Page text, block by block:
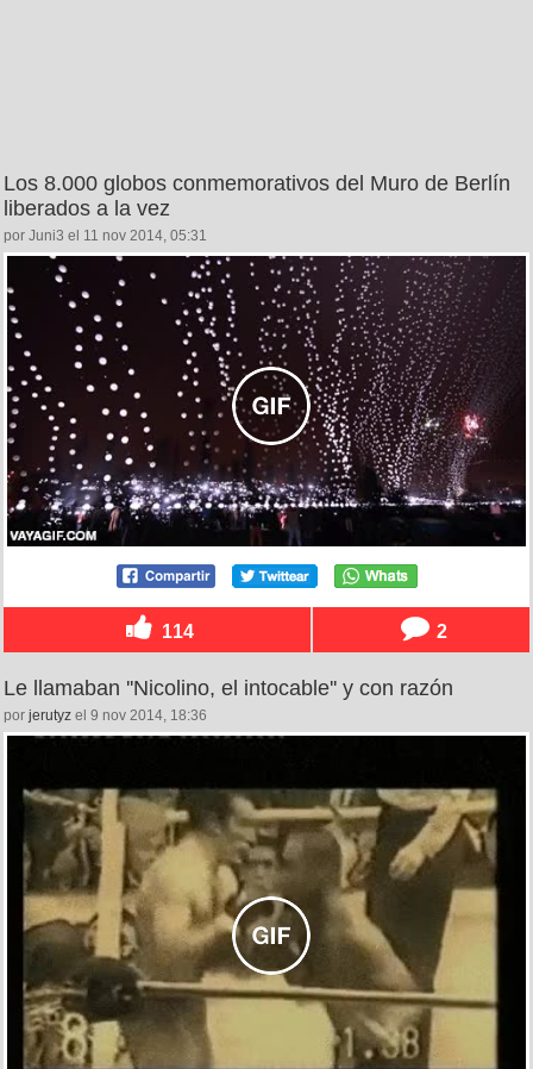
Los 8.000 globos conmemorativos del Muro de Berlín
liberados a la vez
por Juni3 el 11 nov 2014, 05:31
114 2
Le llamaban ''Nicolino, el intocable'' y con razón
por jerutyz el 9 nov 2014, 18:36